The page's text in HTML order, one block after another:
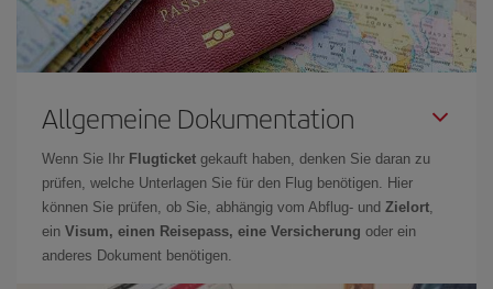
Allgemeine Dokumentation
Wenn Sie Ihr Flugticket gekauft haben, denken Sie daran zu
prüfen, welche Unterlagen Sie für den Flug benötigen. Hier
können Sie prüfen, ob Sie, abhängig vom Abflug- und Zielort,
ein Visum, einen Reisepass, eine Versicherung oder ein
anderes Dokument benötigen.